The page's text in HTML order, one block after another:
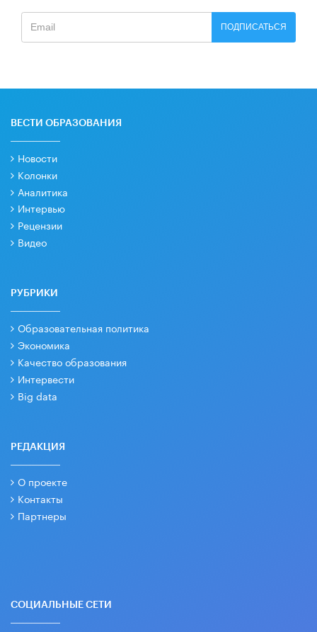
ПОДПИСАТЬСЯ
ВЕСТИ ОБРАЗОВАНИЯ
Новости
Колонки
Аналитика
Интервью
Рецензии
Видео
РУБРИКИ
Образовательная политика
Экономика
Качество образования
Интервести
Big data
РЕДАКЦИЯ
О проекте
Контакты
Партнеры
СОЦИАЛЬНЫЕ СЕТИ